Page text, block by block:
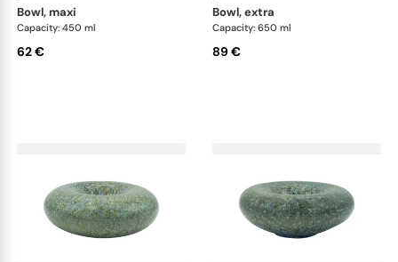
bowl, maxi
Capacity: 450 ml
62 €
bowl, extra
Capacity: 650 ml
89 €